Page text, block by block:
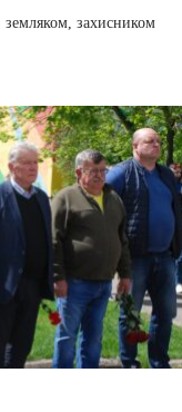
захисником